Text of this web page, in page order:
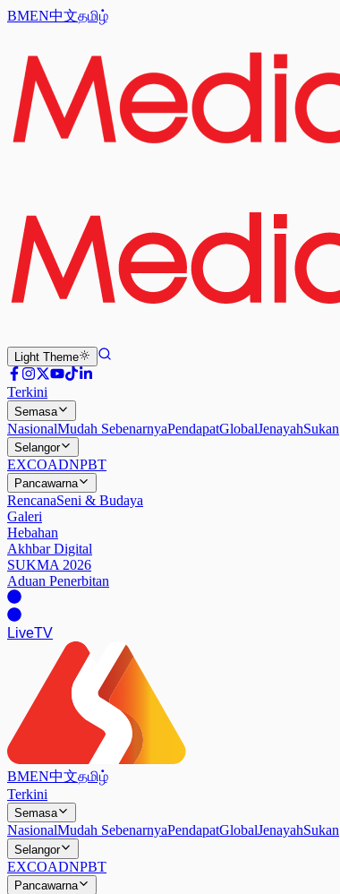
BMEN中文தமிழ்
Light Theme
Terkini
Semasa
NasionalMudah SebenarnyaPendapatGlobalJenayahSukan
Selangor
EXCOADNPBT
Pancawarna
RencanaSeni & Budaya
Galeri
Hebahan
Akhbar Digital
SUKMA 2026
Aduan Penerbitan
LiveTV
BMEN中文தமிழ்
Terkini
Semasa
NasionalMudah SebenarnyaPendapatGlobalJenayahSukan
Selangor
EXCOADNPBT
Pancawarna